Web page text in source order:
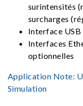
surintensités
surcharges
Interface
Interfaces
optionnelles
Application Note:
Simulation